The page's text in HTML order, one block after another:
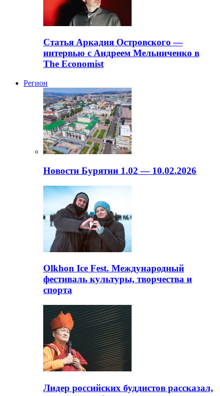
Статья Аркадия Островского —
интервью с Андреем Мельниченко в
The Economist
Регион
Новости Бурятии 1.02 — 10.02.2026
Olkhon Ice Fest. Международный
фестиваль культуры, творчества и
спорта
Лидер российских буддистов рассказал,